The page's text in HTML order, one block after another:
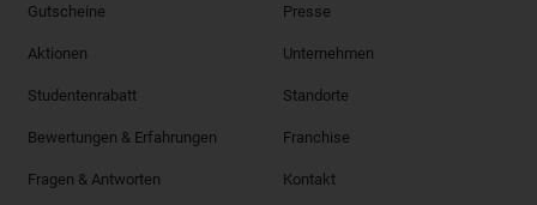
Gutscheine
Aktionen
Studentenrabatt
Bewertungen & Erfahrungen
Fragen & Antworten
Presse
Unternehmen
Standorte
Franchise
Kontakt